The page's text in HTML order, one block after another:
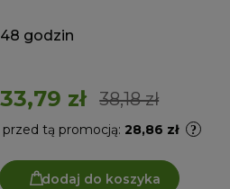
48 godzin
33,79 zł 38,18 zł
tą promocją: 28,86 zł
dodaj do koszyka